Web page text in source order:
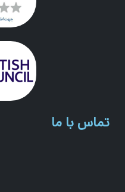
تماس با ما